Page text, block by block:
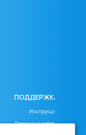
ПОДДЕРЖКА
Инструкция
Регламент работы